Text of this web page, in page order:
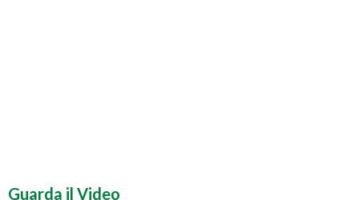
Guarda il Video